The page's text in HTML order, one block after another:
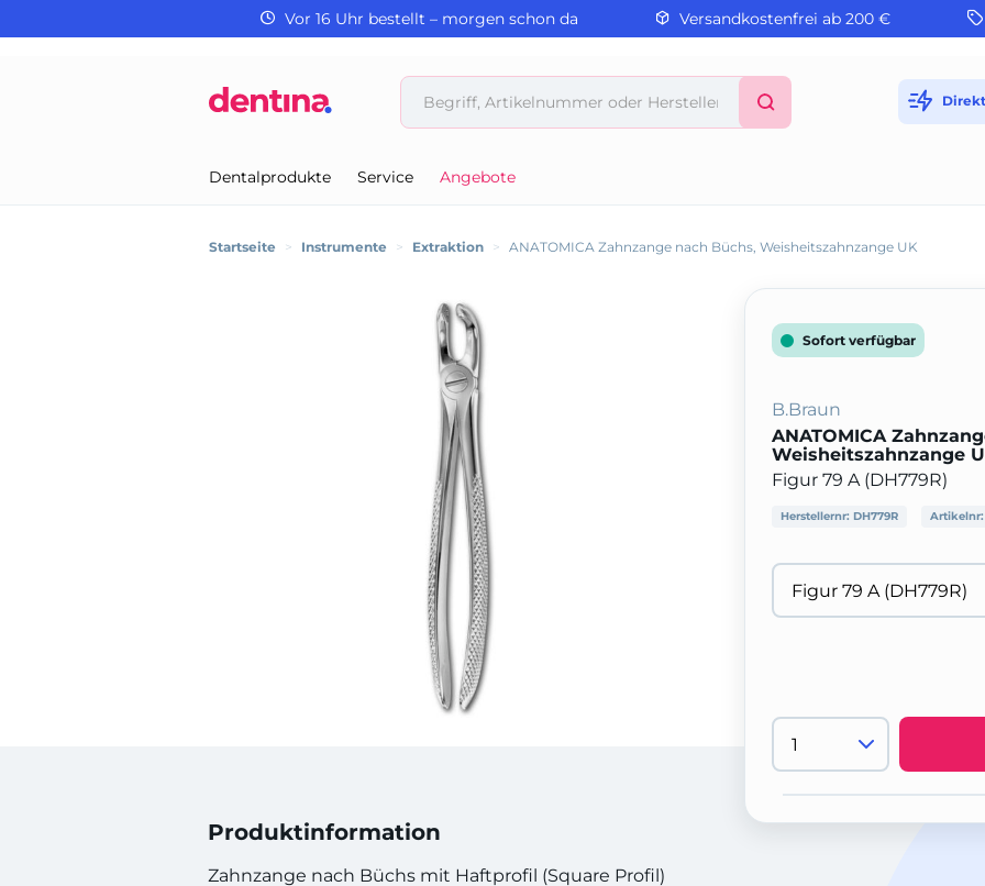
Vor 16 Uhr bestellt – morgen schon da Versandkostenfrei ab 200 €
Dentalprodukte Service Angebote
Startseite > Instrumente > Extraktion > ANATOMICA Zahnzange nach Büchs, Weisheitszahnzange UK
Produktinformation
Zahnzange nach Büchs mit Haftprofil (Square Profil)
Sofort verfügbar
B.Braun
ANATOMICA
Weisheitszahnzange
Figur 79 A (DH779R)
Herstellernr: DH779R Artikelnr: